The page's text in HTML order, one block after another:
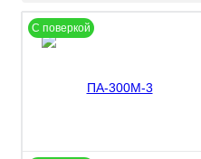
С поверкой